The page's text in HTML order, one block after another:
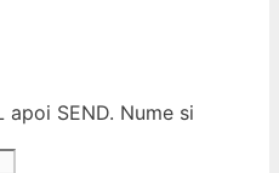
apoi SEND. Nume si